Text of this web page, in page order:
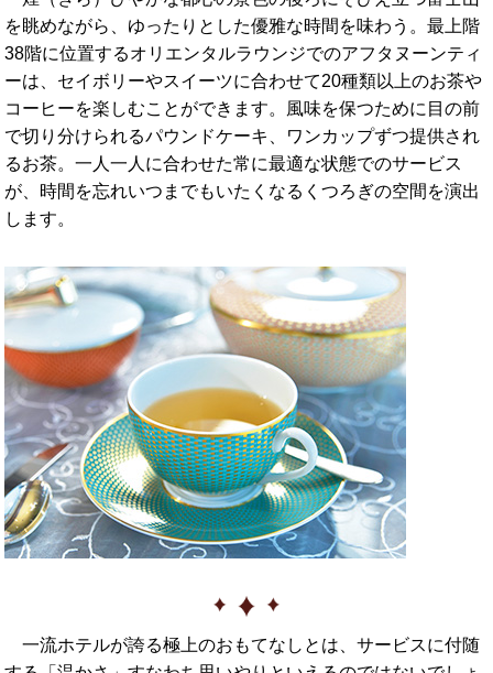
を眺めながら、ゆったりとした優雅な時間を味わう。最上階
38階に位置するオリエンタルラウンジでのアフタヌーンティ
ーは、セイボリーやスイーツに合わせて20種類以上のお茶や
コーヒーを楽しむことができます。風味を保つために目の前
で切り分けられるパウンドケーキ、ワンカップずつ提供され
るお茶。一人一人に合わせた常に最適な状態でのサービス
が、時間を忘れいつまでもいたくなるくつろぎの空間を演出
します。
一流ホテルが誇る極上のおもてなしとは、サービスに付随